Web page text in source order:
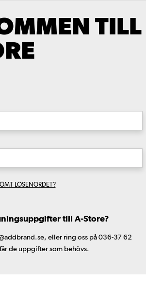
TILL
LÖSENORDET?
till A-Store?
eller ring oss på 036-37 62
de uppgifter som behövs.